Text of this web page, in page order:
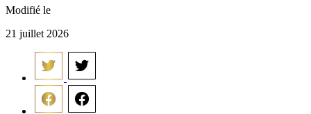
Modifié le
21 juillet 2026